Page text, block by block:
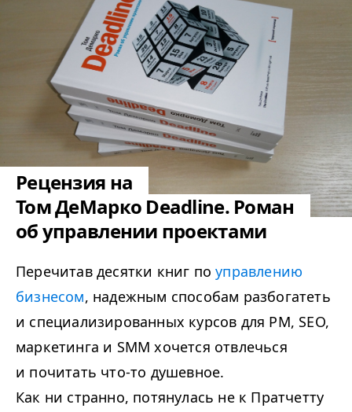
Рецензия на
Том ДеМарко Deadline. Роман
об управлении проектами
Перечитав десятки книг поуправлению
бизнесом, надежным способам разбогатеть
и специализированных курсов для PM, SEO,
маркетинга и SMM хочется отвлечься
и почитать что-то душевное.
Как ни странно, потянулась не к Пратчетту